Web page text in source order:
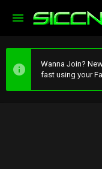
Wanna Join?
fast using your